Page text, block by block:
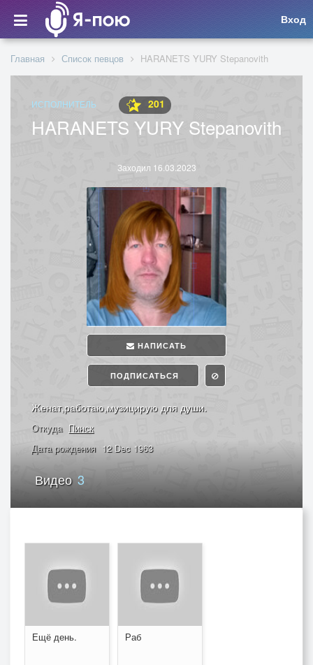
Вход
Главная Список певцов HARANETS YURY Stepanovith
ИСПОЛНИТЕЛЬ 201
HARANETS YURY Stepanovith
Заходил 16.03.2023
НАПИСАТЬ
ПОДПИСАТЬСЯ
Женат,работаю,музицирую для души.
Откуда Пинск
Дата рождения 12 Dec 1963
Видео 3
Ещё день. Раб